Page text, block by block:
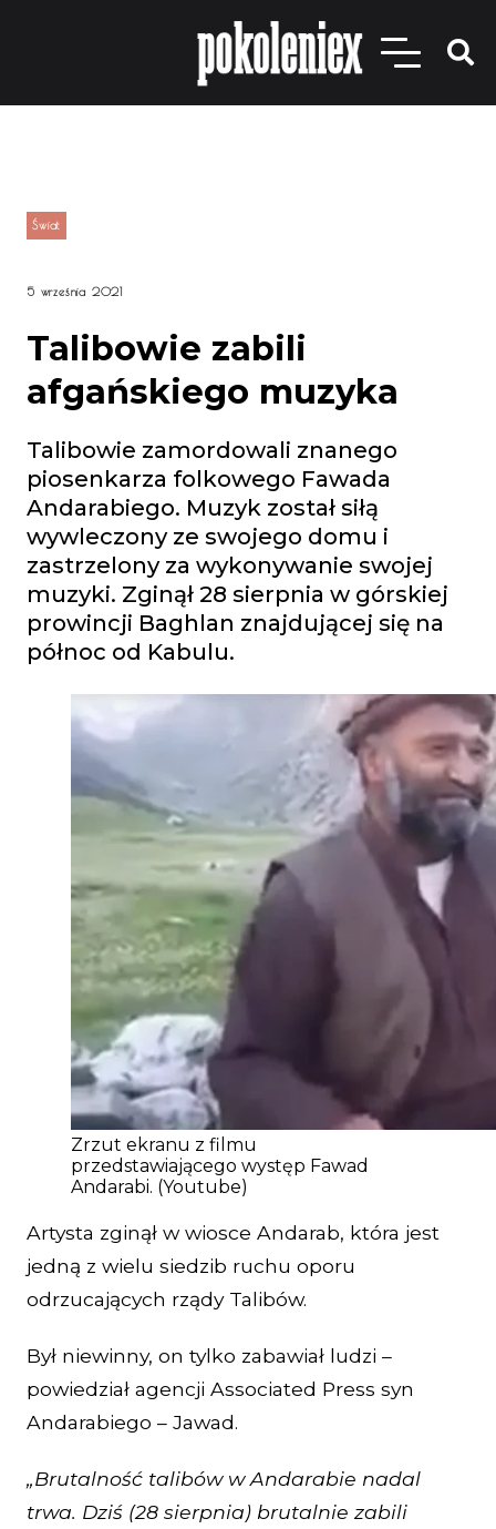
Świat
5 września 2021
Talibowie zabili
afgańskiego muzyka
Talibowie zamordowali znanego
piosenkarza folkowego Fawada
Andarabiego. Muzyk został siłą
wywleczony ze swojego domu i
zastrzelony za wykonywanie swojej
muzyki. Zginął 28 sierpnia w górskiej
prowincji Baghlan znajdującej się na
północ od Kabulu.
Zrzut ekranu z filmu
przedstawiającego występ Fawad
Andarabi. (Youtube)
Artysta zginął w wiosce Andarab, która jest
jedną z wielu siedzib ruchu oporu
odrzucających rządy Talibów.
Był niewinny, on tylko zabawiał ludzi –
powiedział agencji Associated Press syn
Andarabiego – Jawad.
„Brutalność talibów w Andarabie nadal
trwa. Dziś (28 sierpnia) brutalnie zabili